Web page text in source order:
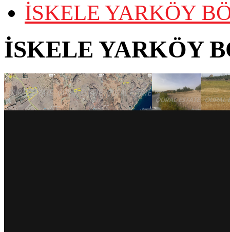
İSKELE YARKÖY
İSKELE YARKÖY